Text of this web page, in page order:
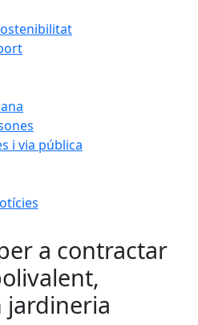
i via pública
a contractar
jardineria